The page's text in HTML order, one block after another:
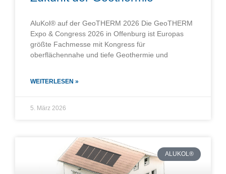
AluKol® auf der GeoTHERM 2026 Die GeoTHERM
Expo & Congress 2026 in Offenburg ist Europas
größte Fachmesse mit Kongress für
oberflächennahe und tiefe Geothermie und
WEITERLESEN »
5. März 2026
ALUKOL®